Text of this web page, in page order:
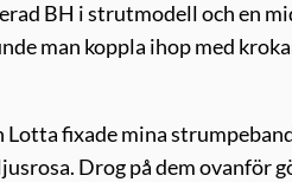
BH i strutmodell och en
man koppla ihop med
fixade mina
Drog på dem ovanför